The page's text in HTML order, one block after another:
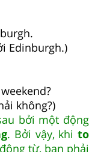
Edinburgh.)
không?)
bởi một động
. Bởi vậy, khito
từ, bạn phải